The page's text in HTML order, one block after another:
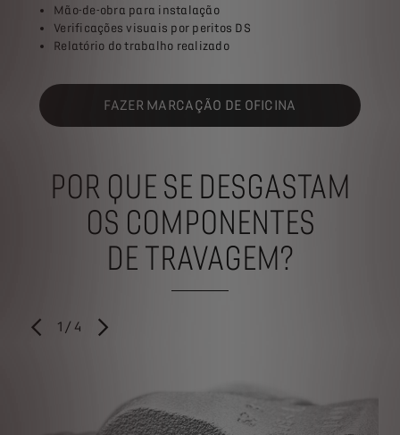
Mão-de-obra para instalação
Verificações visuais por peritos DS
Relatório do trabalho realizado
FAZER MARCAÇÃO DE OFICINA
POR QUE SE DESGASTAM
OS COMPONENTES
DE TRAVAGEM?​
ANTERIOR
1 / 4 PRÓXIMO